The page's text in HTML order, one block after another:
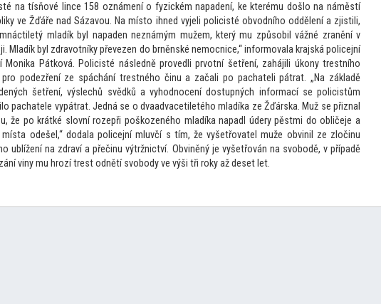
na tísňové lince 158 oznámení o fyzickém napadení, ke kterému došlo na náměstí
ve Žďáře nad Sázavou. Na místo ihned vyjeli policisté obvodního oddělení a zjistili,
mladík byl napaden neznámým mužem, který mu způsobil vážné zranění v
Mladík byl zdravotníky převezen do brněnské nemocnice,“ informovala krajská policejní
Monika Pátková. Policisté následně provedli prvotní šetření, zahájili úkony trestního
pro podezření ze spáchání trestného činu a začali po pachateli pátrat. „Na základě
šetření, výslechů svědků a vyhodnocení dostupných informací se policistům
pachatele vypátrat. Jedná se o dvaadvacetiletého mladíka ze Žďárska. Muž se přiznal
že po krátké slovní rozepři poškozeného mladíka napadl údery pěstmi do obličeje a
odešel,“ dodala policejní mluvčí s tím, že vyšetřovatel muže obvinil ze zločinu
ublížení na zdraví a přečinu výtržnictví. Obviněný je vyšetřován na svobodě, v případě
viny mu hrozí trest odnětí svobody ve výši tři roky až deset let.